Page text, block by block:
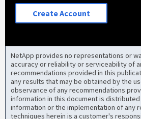
Create Account
NetApp provides no representations or
accuracy or reliability or serviceability of
recommendations provided in this
any results that may be obtained by the
observance of any recommendations
information in this document is distributed
information or the implementation of any
techniques herein is a customer's